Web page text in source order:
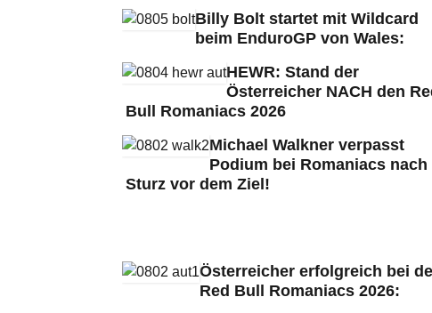
Billy Bolt startet mit Wildcard
beim EnduroGP von Wales:
HEWR: Stand der
Österreicher NACH den
Bull Romaniacs 2026
Michael Walkner verpasst
Podium bei Romaniacs nach
Sturz vor dem Ziel!
Österreicher erfolgreich bei
Red Bull Romaniacs 2026: